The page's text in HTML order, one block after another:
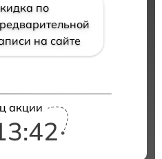
по
на сайте
акции